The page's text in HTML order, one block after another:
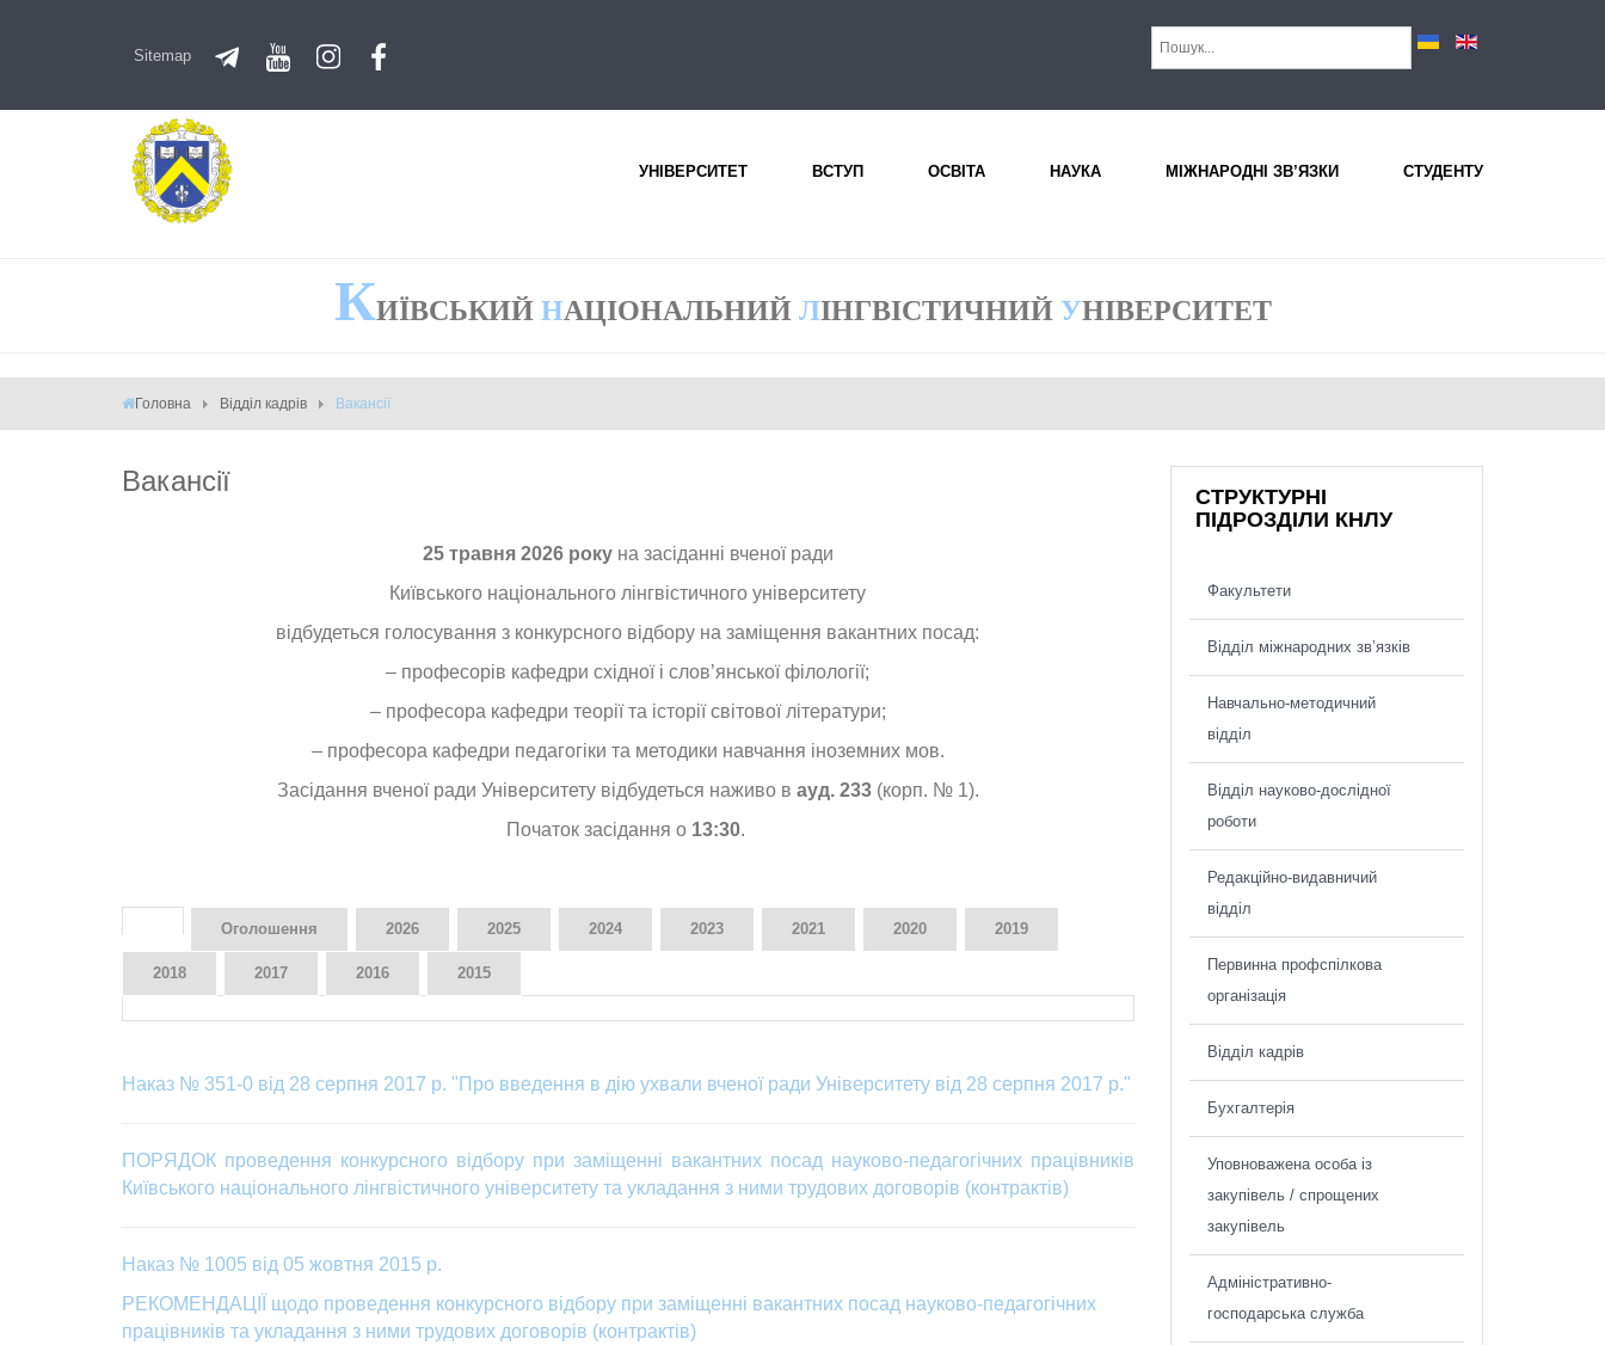
Sitemap
УНІВЕРСИТЕТ ВСТУП ОСВІТА НАУКА МІЖНАРОДНІ ЗВ’ЯЗКИ СТУДЕНТУ
КИЇВСЬКИЙ НАЦІОНАЛЬНИЙ ЛІНГВІСТИЧНИЙ УНІВЕРСИТЕТ
Головна Відділ кадрів Вакансії
Вакансії
25 травня 2026 рокуна засіданні вченої ради
Київського національного лінгвістичного університету
відбудеться голосування з конкурсного відбору на заміщення вакантних посад:
– професорів кафедри східної і слов’янської філології;
– професора кафедри теорії та історії світової літератури;
– професора кафедри педагогіки та методики навчання іноземних мов.
Засідання вченої ради Університету відбудеться наживо в ауд. 233(корп. № 1).
Початок засідання о 13:30.
Оголошення 2026 2025 2024 2023 2021 2020 2019
2018 2017 2016 2015
Наказ № 351-0 від 28 серпня 2017 р. "Про введення в дію ухвали вченої ради Університету від 28 серпня 2017 р."
ПОРЯДОК проведення конкурсного відбору при заміщенні вакантних посад науково-педагогічних працівників
Київського національного лінгвістичного університету та укладання з ними трудових договорів (контрактів)
Наказ № 1005 від 05 жовтня 2015 р.
РЕКОМЕНДАЦІЇ щодо проведення конкурсного відбору при заміщенні вакантних посад науково-педагогічних
працівників та укладання з ними трудових договорів (контрактів)
СТРУКТУРНІ
ПІДРОЗДІЛИ КНЛУ
Факультети
Відділ міжнародних зв’язків
Навчально-методичний
відділ
Відділ науково-дослідної
роботи
Редакційно-видавничий
відділ
Первинна профспілкова
організація
Відділ кадрів
Бухгалтерія
Уповноважена особа із
закупівель / спрощених
закупівель
Адміністративно-
господарська служба